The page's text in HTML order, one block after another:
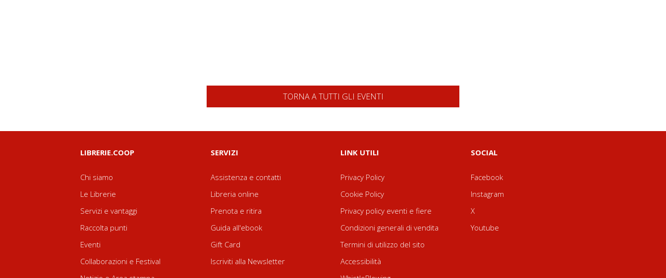
TORNA A TUTTI GLI EVENTI
LIBRERIE.COOP
Chi siamo
Le Librerie
Servizi e vantaggi
Raccolta punti
Eventi
Collaborazioni e Festival
SERVIZI
Assistenza e contatti
Libreria online
Prenota e ritira
Guida all'ebook
Gift Card
Iscriviti alla Newsletter
LINK UTILI
Privacy Policy
Cookie Policy
Privacy policy eventi e fiere
Condizioni generali di vendita
Termini di utilizzo del sito
Accessibilità
SOCIAL
Facebook
Instagram
X
Youtube